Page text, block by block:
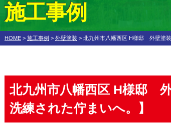
施工事例
HOME > 施工事例 > 外壁塗装 > 北九州市八幡西区 H様邸 外壁塗
北九州市八幡西区 H様邸
洗練された佇まいへ。】